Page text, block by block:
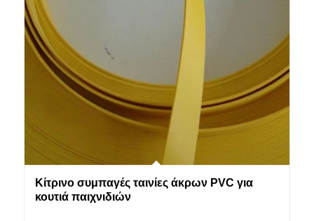
Κίτρινο συμπαγές ταινίες άκρων PVC για
κουτιά παιχνιδιών